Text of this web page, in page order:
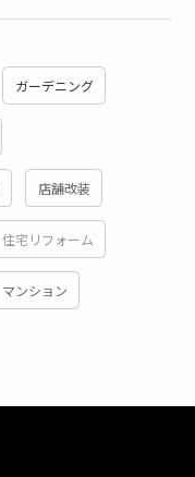
ガーデニング
店舗改装
住宅リフォーム
マンション